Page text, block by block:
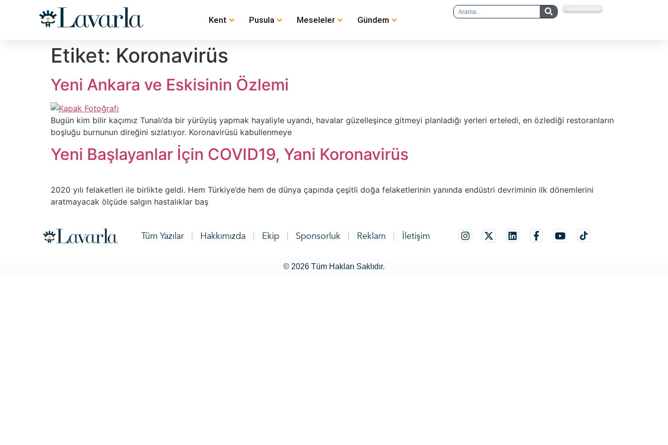
Kent Pusula Meseleler Gündem
Etiket: Koronavirüs
Yeni Ankara ve Eskisinin Özlemi
Bugün kim bilir kaçımız Tunalı’da bir yürüyüş yapmak hayaliyle uyandı, havalar güzelleşince gitmeyi planladığı yerleri erteledi, en özlediği restoranların
boşluğu burnunun direğini sızlatıyor. Koronavirüsü kabullenmeye
Yeni Başlayanlar İçin COVID19, Yani Koronavirüs
2020 yılı felaketleri ile birlikte geldi. Hem Türkiye’de hem de dünya çapında çeşitli doğa felaketlerinin yanında endüstri devriminin ilk dönemlerini
aratmayacak ölçüde salgın hastalıklar baş
Tüm Yazılar Hakkımızda Ekip Sponsorluk Reklam İletişim
© 2026 Tüm Hakları Saklıdır.